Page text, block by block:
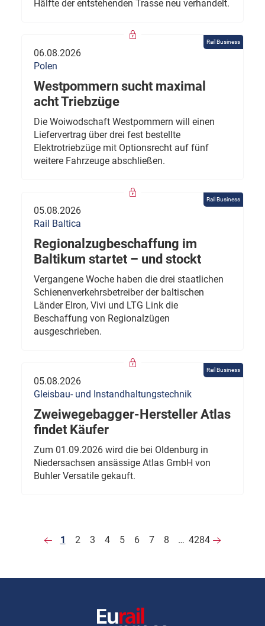
Hälfte der entstehenden Trasse neu verhandelt.
Rail Business
06.08.2026
Polen
Westpommern sucht maximal
acht Triebzüge
Die Woiwodschaft Westpommern will einen
Liefervertrag über drei fest bestellte
Elektrotriebzüge mit Optionsrecht auf fünf
weitere Fahrzeuge abschließen.
Rail Business
05.08.2026
Rail Baltica
Regionalzugbeschaffung im
Baltikum startet – und stockt
Vergangene Woche haben die drei staatlichen
Schienenverkehrsbetreiber der baltischen
Länder Elron, Vivi und LTG Link die
Beschaffung von Regionalzügen
ausgeschrieben.
Rail Business
05.08.2026
Gleisbau- und Instandhaltungstechnik
Zweiwegebagger-Hersteller Atlas
findet Käufer
Zum 01.09.2026 wird die bei Oldenburg in
Niedersachsen ansässige Atlas GmbH von
Buhler Versatile gekauft.
1 2 3 4 5 6 7 8 … 4284